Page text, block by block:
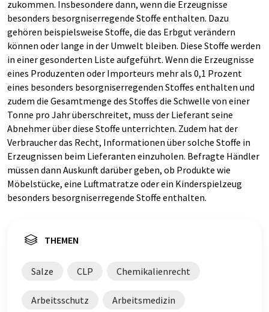
zukommen. Insbesondere dann, wenn die Erzeugnisse
besonders besorgniserregende Stoffe enthalten. Dazu
gehören beispielsweise Stoffe, die das Erbgut verändern
können oder lange in der Umwelt bleiben. Diese Stoffe werden
in einer gesonderten Liste aufgeführt. Wenn die Erzeugnisse
eines Produzenten oder Importeurs mehr als 0,1 Prozent
eines besonders besorgniserregenden Stoffes enthalten und
zudem die Gesamtmenge des Stoffes die Schwelle von einer
Tonne pro Jahr überschreitet, muss der Lieferant seine
Abnehmer über diese Stoffe unterrichten. Zudem hat der
Verbraucher das Recht, Informationen über solche Stoffe in
Erzeugnissen beim Lieferanten einzuholen. Befragte Händler
müssen dann Auskunft darüber geben, ob Produkte wie
Möbelstücke, eine Luftmatratze oder ein Kinderspielzeug
besonders besorgniserregende Stoffe enthalten.
THEMEN
Salze CLP Chemikalienrecht
Arbeitsschutz Arbeitsmedizin